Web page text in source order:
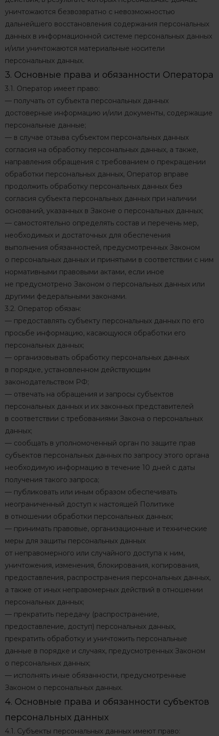
уничтожаются безвозвратно с невозможностью
дальнейшего восстановления содержания персональных
данных в информационной системе персональных данных
и/или уничтожаются материальные носители
персональных данных.
3. Основные права и обязанности Оператора
3.1. Оператор имеет право:
— получать от субъекта персональных данных
достоверные информацию и/или документы, содержащие
персональные данные;
— в случае отзыва субъектом персональных данных
согласия на обработку персональных данных, а также,
направления обращения с требованием о прекращении
обработки персональных данных, Оператор вправе
продолжить обработку персональных данных без
согласия субъекта персональных данных при наличии
оснований, указанных в Законе о персональных данных;
— самостоятельно определять состав и перечень мер,
необходимых и достаточных для обеспечения
выполнения обязанностей, предусмотренных Законом
о персональных данных и принятыми в соответствии с ним
нормативными правовыми актами, если иное
не предусмотрено Законом о персональных данных или
другими федеральными законами.
3.2. Оператор обязан:
— предоставлять субъекту персональных данных по его
просьбе информацию, касающуюся обработки его
персональных данных;
— организовывать обработку персональных данных
в порядке, установленном действующим
законодательством РФ;
— отвечать на обращения и запросы субъектов
персональных данных и их законных представителей
в соответствии с требованиями Закона о персональных
данных;
— сообщать в уполномоченный орган по защите прав
субъектов персональных данных по запросу этого органа
необходимую информацию в течение 10 дней с даты
получения такого запроса;
— публиковать или иным образом обеспечивать
неограниченный доступ к настоящей Политике
в отношении обработки персональных данных;
— принимать правовые, организационные и технические
меры для защиты персональных данных
от неправомерного или случайного доступа к ним,
уничтожения, изменения, блокирования, копирования,
предоставления, распространения персональных данных,
а также от иных неправомерных действий в отношении
персональных данных;
— прекратить передачу (распространение,
предоставление, доступ) персональных данных,
прекратить обработку и уничтожить персональные
данные в порядке и случаях, предусмотренных Законом
о персональных данных;
— исполнять иные обязанности, предусмотренные
Законом о персональных данных.
4. Основные права и обязанности субъектов
персональных данных
4.1. Субъекты персональных данных имеют право: